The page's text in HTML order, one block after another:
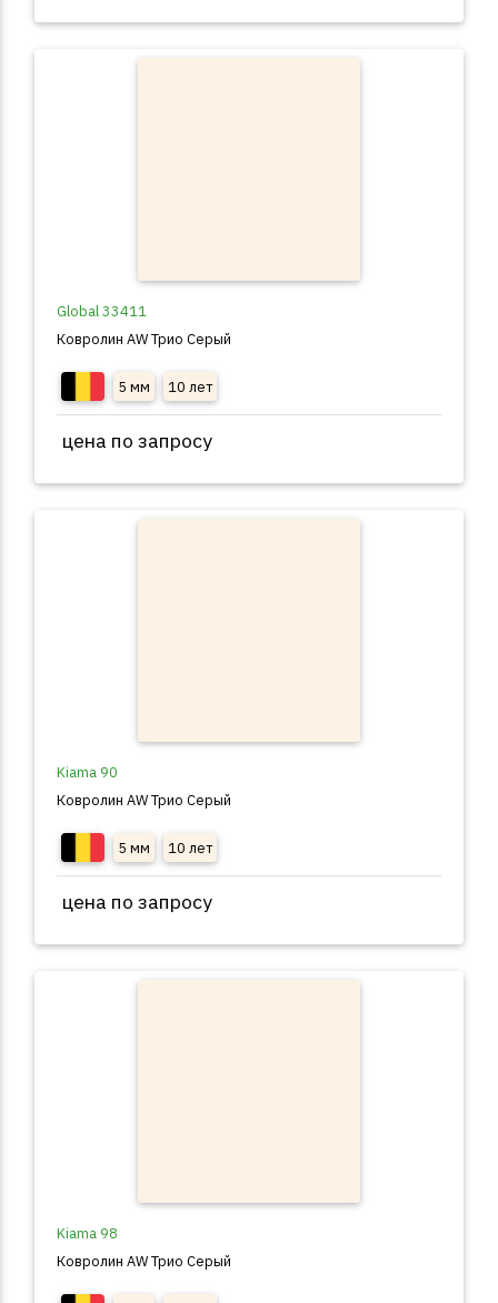
Global 33411
Ковролин AW Трио Серый
5 мм 10 лет
цена по запросу
Kiama 90
Ковролин AW Трио Серый
5 мм 10 лет
цена по запросу
Kiama 98
Ковролин AW Трио Серый